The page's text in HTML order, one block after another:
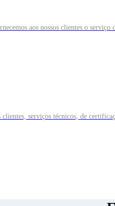
aos nossos clientes o serviço
serviços técnicos, de